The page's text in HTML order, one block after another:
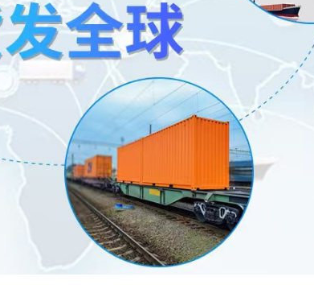
德利化学科技旗下子公司。 现推出 生物缓冲剂类试剂— 【 4-
质量保障
德利化学科技旗下子公司。 现推出 生物缓冲剂类试剂— 【 3-
价格优惠 质量保障